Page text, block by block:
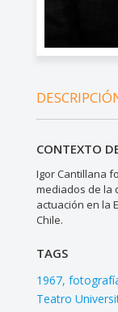
CONTEXTO
Igor Cantillana
mediados de la
actuación en la
Chile.
TAGS
1967
Teatro